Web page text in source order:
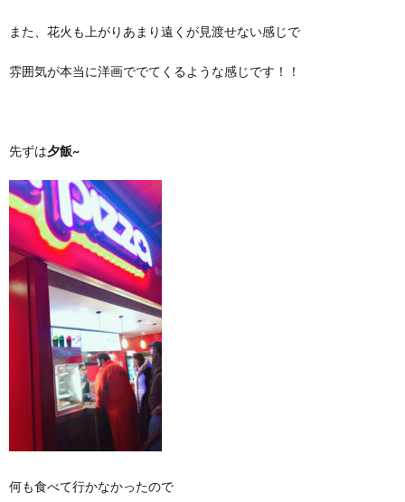
また、花火も上がりあまり遠くが見渡せない感じで
雰囲気が本当に洋画ででてくるような感じです！！
先ずは夕飯~
何も食べて行かなかったので